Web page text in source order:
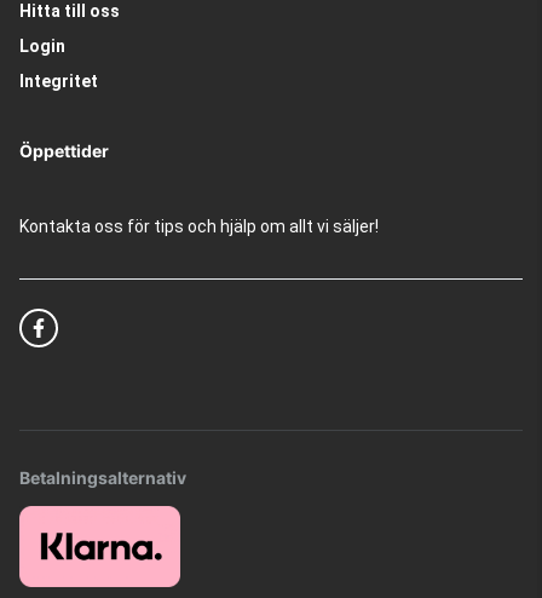
Hitta till oss
Login
Integritet
Öppettider
Kontakta oss för tips och hjälp om allt vi säljer!
Betalningsalternativ